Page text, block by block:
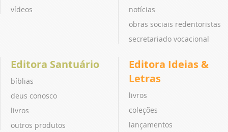
vídeos
notícias
obras sociais redentoristas
secretariado vocacional
Editora Santuário
bíblias
deus conosco
livros
outros produtos
Editora Ideias &
Letras
livros
coleções
lançamentos